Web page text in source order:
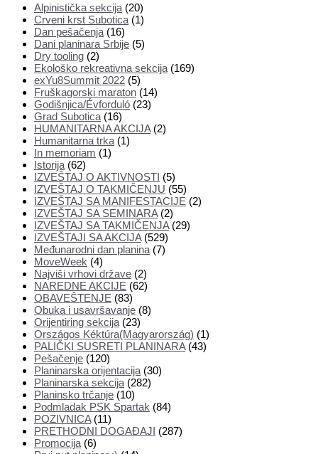
Alpinistička sekcija (20)
Crveni krst Subotica (1)
Dan pešačenja (16)
Dani planinara Srbije (5)
Dry tooling (2)
Ekološko rekreativna sekcija (169)
exYu8Summit 2022 (5)
Fruškagorski maraton (14)
Godišnjica/Évforduló (23)
Grad Subotica (16)
HUMANITARNA AKCIJA(2)
Humanitarna trka (1)
In memoriam (1)
Istorija (62)
IZVEŠTAJ O AKTIVNOSTI (5)
IZVEŠTAJ O TAKMIČENJU (55)
IZVEŠTAJ SA MANIFESTACIJE (2)
IZVEŠTAJ SA SEMINARA(2)
IZVEŠTAJ SA TAKMIČENJA(29)
IZVEŠTAJI SA AKCIJA(529)
Međunarodni dan planina (7)
MoveWeek (4)
Najviši vrhovi države (2)
NAREDNE AKCIJE (62)
OBAVEŠTENJE (83)
Obuka i usavršavanje (8)
Orijentiring sekcija (23)
Országos Kéktúra(Magyarország) (1)
PALIČKI SUSRETI PLANINARA(43)
Pešačenje (120)
Planinarska orijentacija (30)
Planinarska sekcija (282)
Planinsko trčanje (10)
Podmladak PSK Spartak (84)
POZIVNICA(11)
PRETHODNI DOGAĐAJI (287)
Promocija (6)